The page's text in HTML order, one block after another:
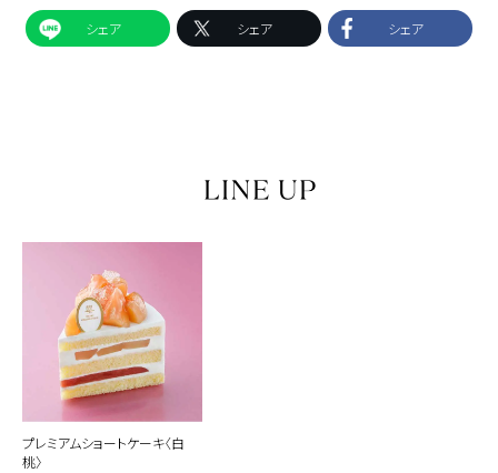
シェア シェア シェア
プレミアムショートケーキ〈白
桃〉